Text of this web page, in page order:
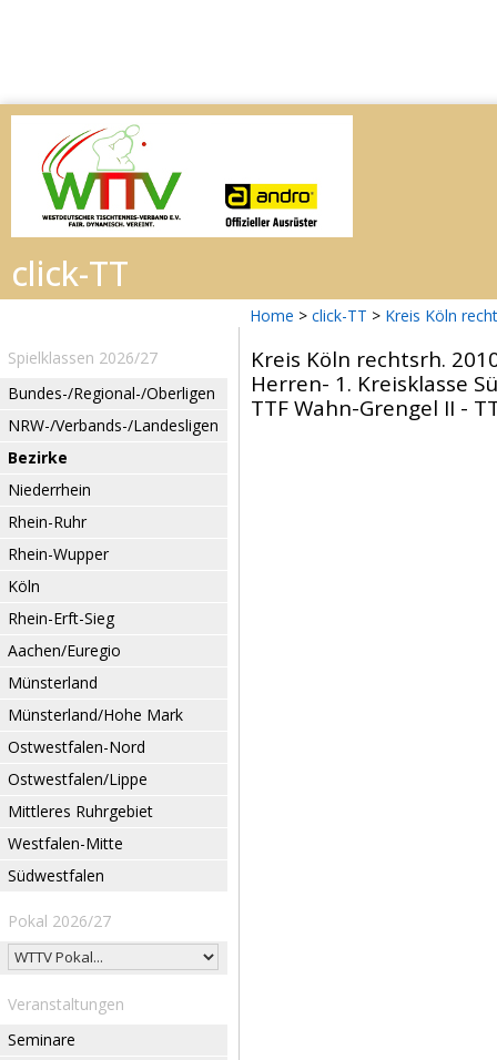
Home > click-TT > Kreis Köln
Spielklassen 2026/27
Bundes-/Regional-/Oberligen
NRW-/Verbands-/Landesligen
Bezirke
Niederrhein
Rhein-Ruhr
Rhein-Wupper
Köln
Rhein-Erft-Sieg
Aachen/Euregio
Münsterland
Münsterland/Hohe Mark
Ostwestfalen-Nord
Ostwestfalen/Lippe
Mittleres Ruhrgebiet
Westfalen-Mitte
Südwestfalen
Pokal 2026/27
Veranstaltungen
Seminare
Kreis Köln rechtsrh.
Herren- 1. Kreisklasse
TTF Wahn-Grengel II -